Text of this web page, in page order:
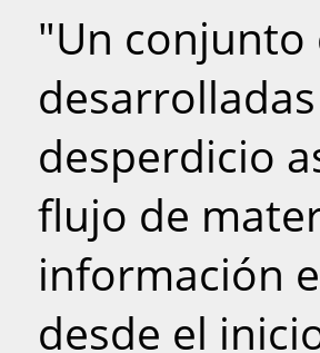
"Un
desperdicio
flujo de
información
desde el